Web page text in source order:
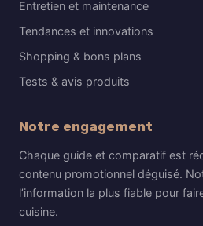
Entretien et maintenance
Tendances et innovations
Shopping & bons plans
Tests & avis produits
Notre engagement
Chaque guide et comparatif est
contenu promotionnel déguisé.
l’information la plus fiable pour
cuisine.